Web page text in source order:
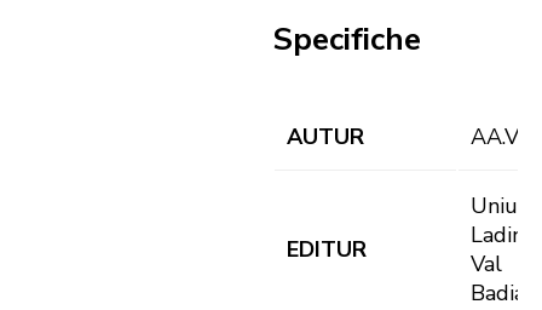
Specifiche
AUTUR AA.VV:
EDITUR
Uniun
Ladins
Val
Badia